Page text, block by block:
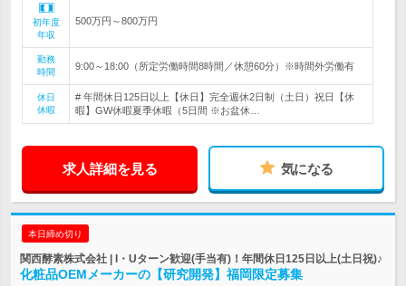
初年度
年収
500万円～800万円
勤務
時間
9:00～18:00（所定労働時間8時間／休憩60分）※時間外労働有
休日
休暇
# 年間休日125日以上【休日】完全週休2日制（土日）祝日【休
暇】GW休暇夏季休暇（5日間 ※お盆休…
求人詳細を見る 気になる
本日締め切り
関西酵素株式会社 | I・Uターン歓迎(手当有)！年間休日125日以上(土日祝)♪
化粧品OEMメーカーの【研究開発】福岡限定募集